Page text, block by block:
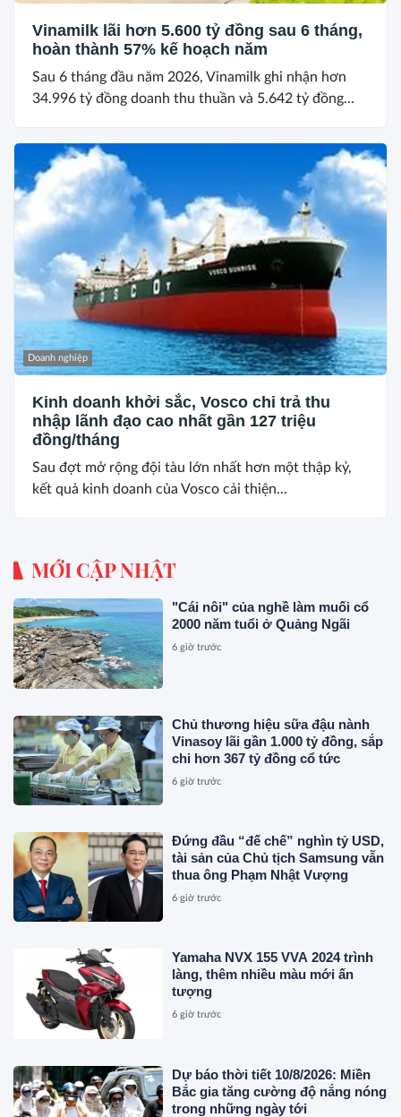
Vinamilk lãi hơn 5.600 tỷ đồng sau 6 tháng,
hoàn thành 57% kế hoạch năm
Sau 6 tháng đầu năm 2026, Vinamilk ghi nhận hơn
34.996 tỷ đồng doanh thu thuần và 5.642 tỷ đồng...
Doanh nghiệp
Kinh doanh khởi sắc, Vosco chi trả thu
nhập lãnh đạo cao nhất gần 127 triệu
đồng/tháng
Sau đợt mở rộng đội tàu lớn nhất hơn một thập kỷ,
kết quả kinh doanh của Vosco cải thiện...
MỚI CẬP NHẬT
"Cái nôi" của nghề làm muối cổ
2000 năm tuổi ở Quảng Ngãi
6 giờ trước
Chủ thương hiệu sữa đậu nành
Vinasoy lãi gần 1.000 tỷ đồng, sắp
chi hơn 367 tỷ đồng cổ tức
6 giờ trước
Đứng đầu “đế chế” nghìn tỷ USD,
tài sản của Chủ tịch Samsung vẫn
thua ông Phạm Nhật Vượng
6 giờ trước
Yamaha NVX 155 VVA 2024 trình
làng, thêm nhiều màu mới ấn
tượng
6 giờ trước
Dự báo thời tiết 10/8/2026: Miền
Bắc gia tăng cường độ nắng nóng
trong những ngày tới